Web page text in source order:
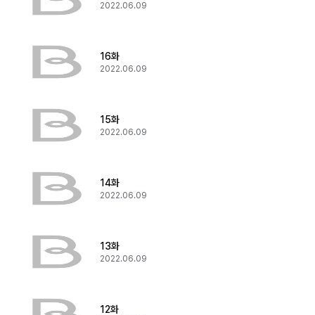
2022.06.09
16화
2022.06.09
15화
2022.06.09
14화
2022.06.09
13화
2022.06.09
12화